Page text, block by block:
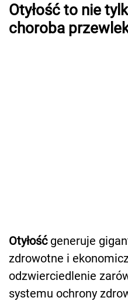
Otyłość to nie
choroba
Otyłość generuje
zdrowotne i
odzwierciedlenie
systemu ochrony